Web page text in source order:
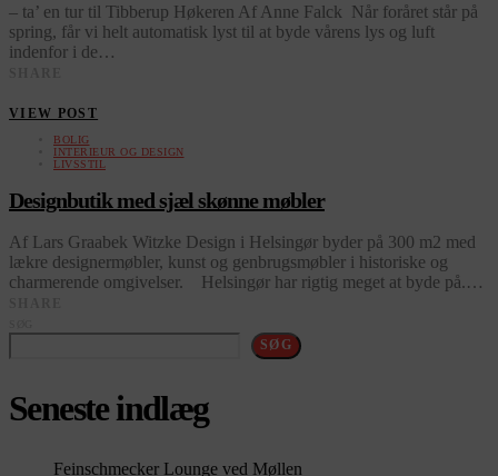
– ta’ en tur til Tibberup Høkeren Af Anne Falck Når foråret står på
spring, får vi helt automatisk lyst til at byde vårens lys og luft
indenfor i de…
VIEW POST
BOLIG
INTERIEUR OG DESIGN
LIVSSTIL
Designbutik med sjæl skønne møbler
Af Lars Graabek Witzke Design i Helsingør byder på 300 m2 med
lækre designermøbler, kunst og genbrugsmøbler i historiske og
charmerende omgivelser. Helsingør har rigtig meget at byde på.…
SØG
Seneste indlæg
Feinschmecker Lounge ved Møllen